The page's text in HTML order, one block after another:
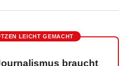
LEICHT GEMACHT
braucht